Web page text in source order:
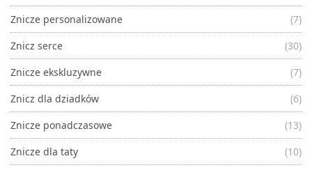
Znicze personalizowane
(7)
Znicz serce
(30)
Znicze ekskluzywne
(7)
Znicz dla dziadków
(6)
Znicze ponadczasowe
(13)
Znicze dla taty
(10)